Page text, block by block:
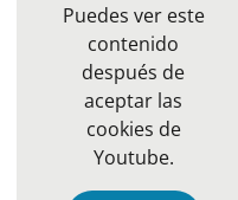
Puedes ver este
contenido
después de
aceptar las
cookies de
Youtube.